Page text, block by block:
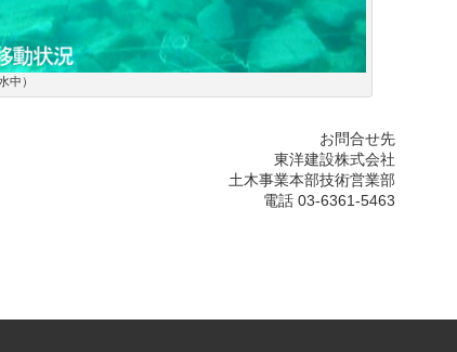
中）
お問合せ先
東洋建設株式会社
土木事業本部技術営業部
電話 03-6361-5463